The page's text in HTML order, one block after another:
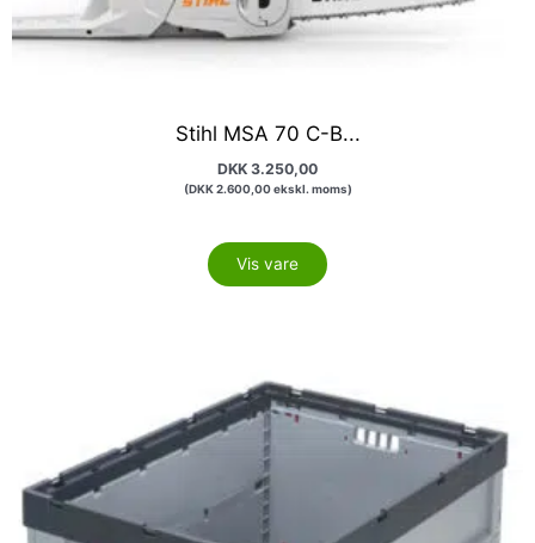
Stihl MSA 70 C-B...
DKK 3.250,00
(DKK2.600,00ekskl. moms)
Vis vare